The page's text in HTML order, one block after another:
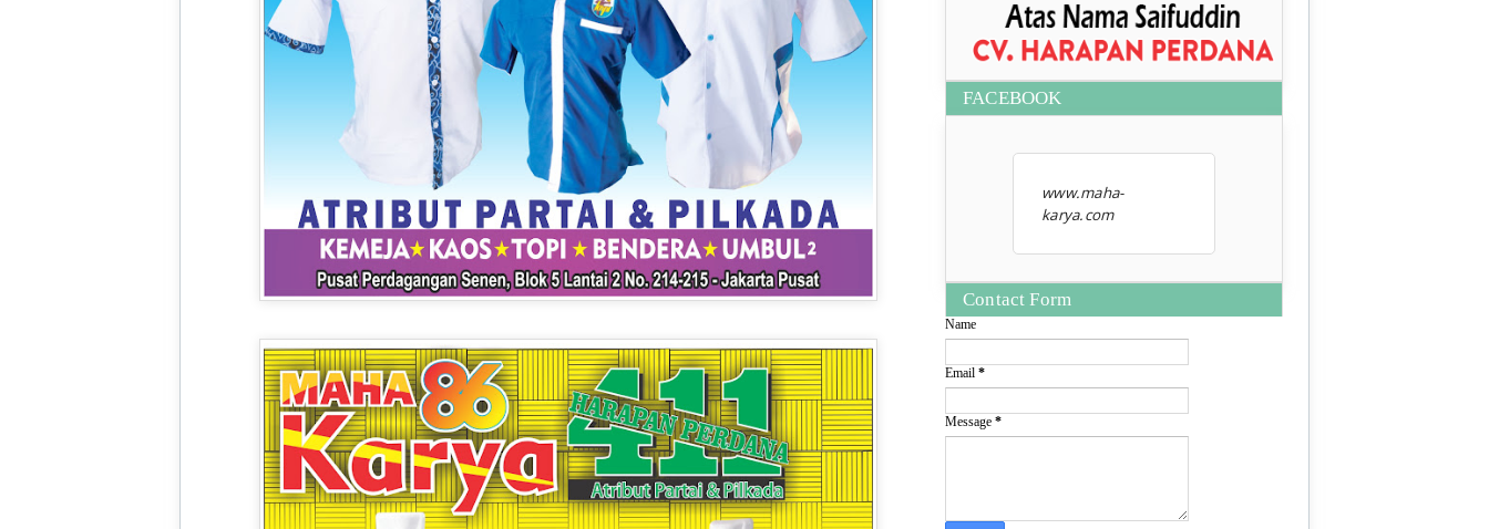
FACEBOOK
www.maha-
karya.com
Contact Form
Name
Email *
Message *